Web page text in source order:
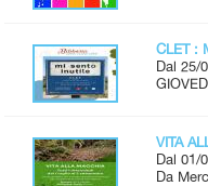
CLET :
Dal 25/
VITA
Dal 01/
Da